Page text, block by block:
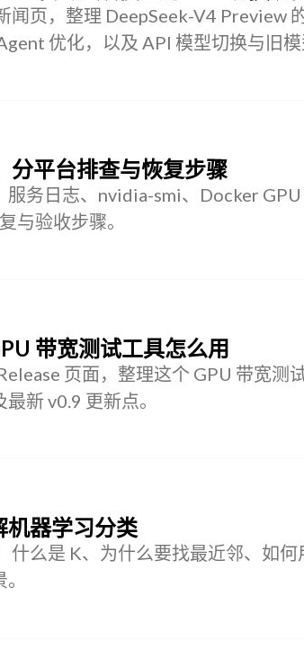
页，整理 DeepSeek-V4 Preview
优化，以及 API 模型切换与旧模
分平台排查与恢复步骤
服务日志、nvidia-smi、Docker
与验收步骤。
带宽测试工具怎么用
页面，整理这个 GPU 带宽测
新 v0.9 更新点。
机器学习分类
什么是 K、为什么要找最近邻、如何